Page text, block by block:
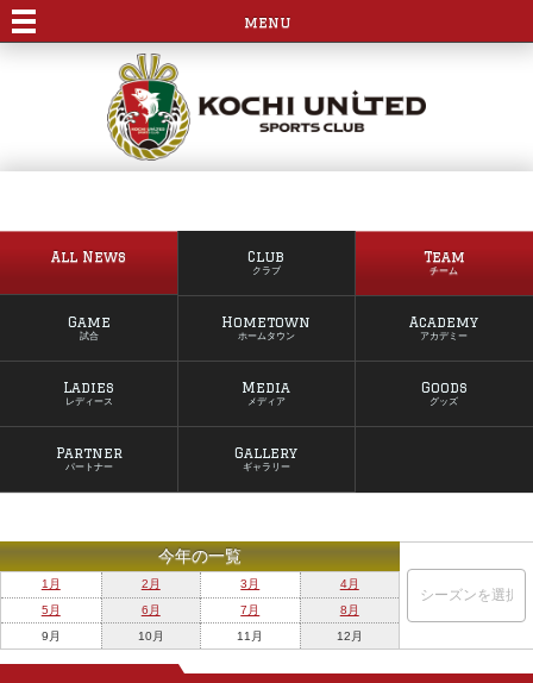
menu
All News Club
クラブ
Team
チーム
Game
試合
Hometown
ホームタウン
Academy
アカデミー
Ladies
レディース
Media
メディア
Goods
グッズ
Partner
パートナー
Gallery
ギャラリー
今年の一覧
1月 2月 3月
4月
5月
6月 7月
8月
9月
10月 11月 12月